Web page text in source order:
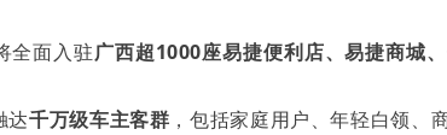
全面入驻广西超1000座易捷便利店、易捷商城
达千万级车主客群 ，包括家庭用户、年轻白领、